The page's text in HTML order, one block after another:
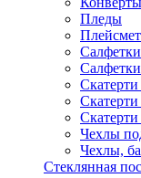
Пледы
Салфетки
Чехлы
Чехлы,
Стеклянная